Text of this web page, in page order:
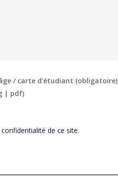
/ carte d'étudiant (obligatoire)
| pdf)
de ce site.